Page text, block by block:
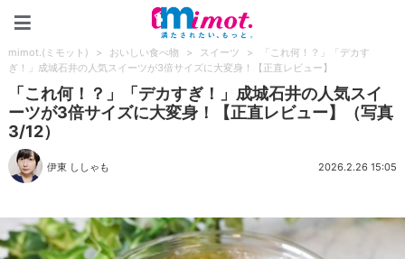
mimot.(ミモット) > おいしい食べ物 > スイーツ >
「これ何！？」「デカす
ぎ！」成城石井の人気スイーツが3倍サイズに大変身！【正直レビュー】
「これ何！？」「デカすぎ！」成城石井の人気スイ
ーツが3倍サイズに大変身！【正直レビュー】（写真
3/12）
伊東 ししゃも 2026.2.26 15:05